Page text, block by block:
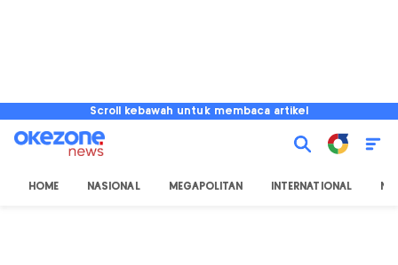
Scroll kebawah untuk membaca artikel
HOME NASIONAL MEGAPOLITAN INTERNATIONAL